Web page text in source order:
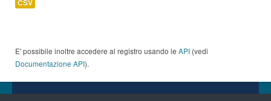
CSV
E' possibile inoltre accedere al registro usando le API (vedi
Documentazione API).